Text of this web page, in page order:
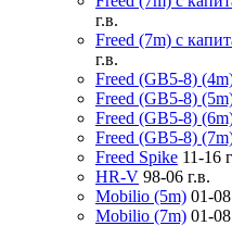
г.в.
Freed (7m) с
г.в.
Freed (GB5-8)
Freed (GB5-8)
Freed (GB5-8)
Freed (GB5-8)
Freed Spike 11-16
HR-V 98-06 г.в.
Mobilio (5m) 01-08
Mobilio (7m) 01-08